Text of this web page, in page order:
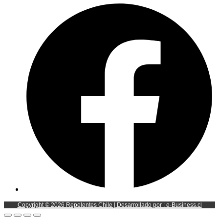
Copyright © 2026 Repelentes Chile | Desarrollado por : e-Business.cl